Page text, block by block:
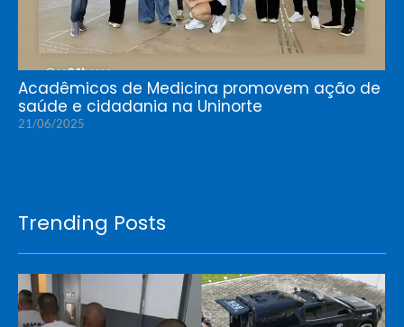
Acadêmicos de Medicina promovem ação de
saúde e cidadania na Uninorte
21/06/2025
Trending Posts